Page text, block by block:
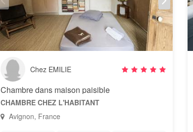
Chez EMILIE
Chambre dans maison paisible
CHAMBRE CHEZ L'HABITANT
Avignon, France